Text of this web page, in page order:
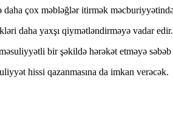
daha çox məbləğlər itirmək
daha yaxşı qiymətləndirməyə vadar edir.
bir şəkildə hərəkət etməyə səbəb
hissi qazanmasına da imkan verəcək.